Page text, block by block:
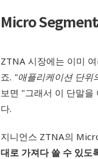
Micro
ZTNA 시장에는 이미
죠. "애플리케이션 단위
보면 "그래서 이 단말을
다.
지니언스 ZTNA의
대로 가져다 쓸 수 있도